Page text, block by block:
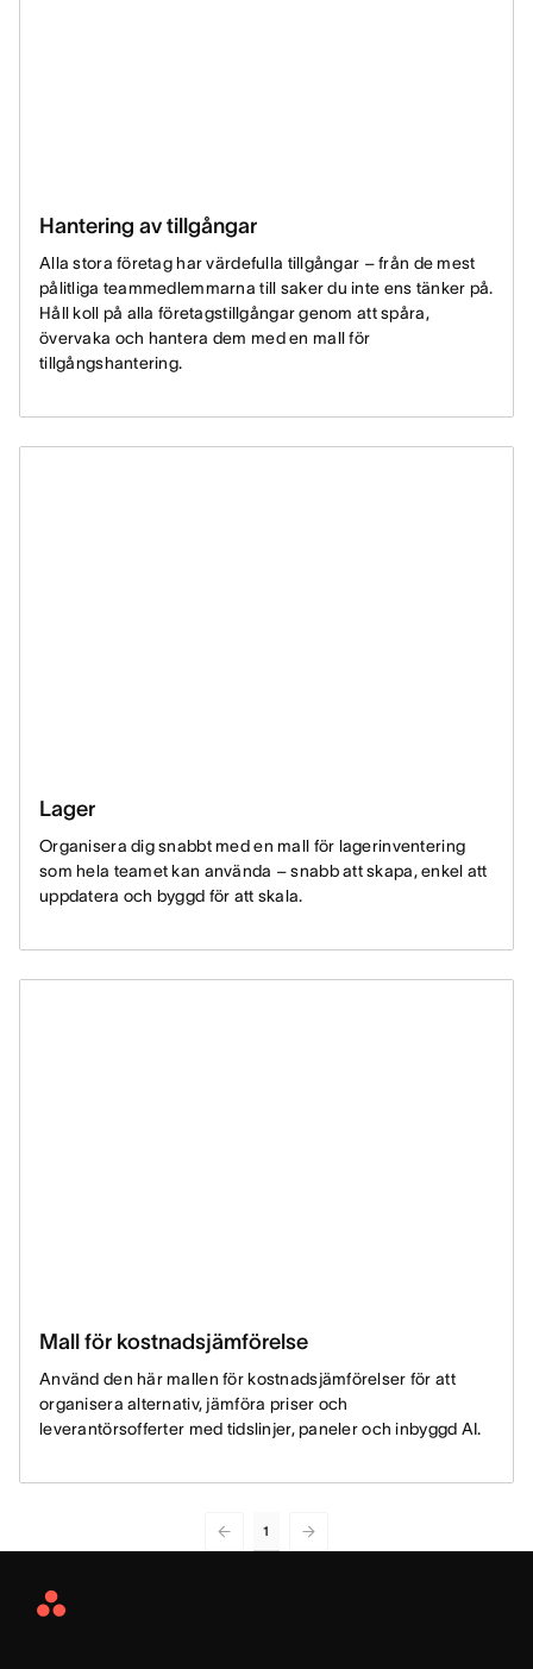
Hantering av tillgångar
Alla stora företag har värdefulla tillgångar – från de mest
pålitliga teammedlemmarna till saker du inte ens tänker på.
Håll koll på alla företagstillgångar genom att spåra,
övervaka och hantera dem med en mall för
tillgångshantering.
Lager
Organisera dig snabbt med en mall för lagerinventering
som hela teamet kan använda – snabb att skapa, enkel att
uppdatera och byggd för att skala.
Mall för kostnadsjämförelse
Använd den här mallen för kostnadsjämförelser för att
organisera alternativ, jämföra priser och
leverantörsofferter med tidslinjer, paneler och inbyggd AI.
1
Asana